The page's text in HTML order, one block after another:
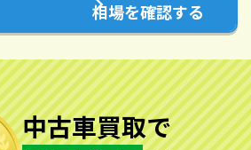
相場を確認する
中古車買取で